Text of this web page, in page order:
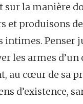
la manière
et produisons
intimes. Penser
les armes
cœur de sa
d’existence,